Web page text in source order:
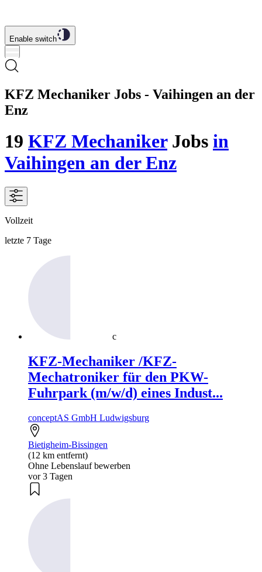
Enable switch
KFZ Mechaniker Jobs - Vaihingen an der
Enz
19 KFZ MechanikerJobs in
Vaihingen an der Enz
Vollzeit
letzte 7 Tage
c
KFZ-Mechaniker /KFZ-
Mechatroniker für den PKW-
Fuhrpark (m/w/d) eines Indust...
conceptAS GmbH Ludwigsburg
Bietigheim-Bissingen
(12 km entfernt)
Ohne Lebenslauf bewerben
vor 3 Tagen